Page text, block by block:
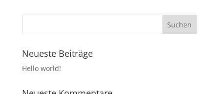
Neueste Beiträge
Hello world!